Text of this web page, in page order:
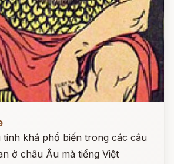
tinh khá phổ biến trong các câu
ở châu Âu mà tiếng Việt